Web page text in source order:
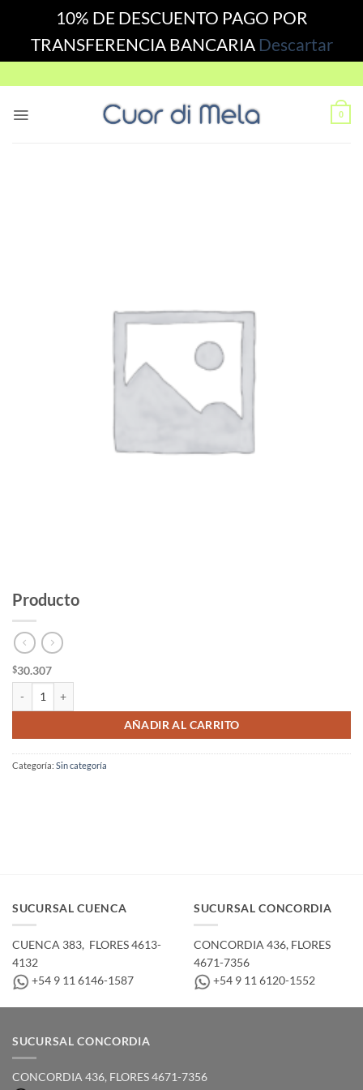
10% DE DESCUENTO PAGO POR
TRANSFERENCIA BANCARIA Descartar
to
0
Producto
$30.307
AÑADIR AL CARRITO
Categoría: Sin categoría
SUCURSAL CUENCA
CUENCA 383, ­ FLORES 4613-
4132
+54 9 11 6146-1587
SUCURSAL CONCORDIA
CONCORDIA 436,­ FLORES
4671-7356
+54 9 11 6120-1552
SUCURSAL CONCORDIA
CONCORDIA 436,­ FLORES 4671-7356